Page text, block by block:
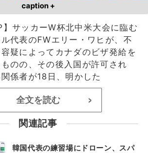
caption +
】サッカーW杯北中米大会に臨む
代表のFWエリー・ワヒが、不
疑によってカナダのビザ発給を
のの、その後入国が許可され
係者が18日、明かした
全文を読む >
関連記事
韓国代表の練習場にドローン、スパ